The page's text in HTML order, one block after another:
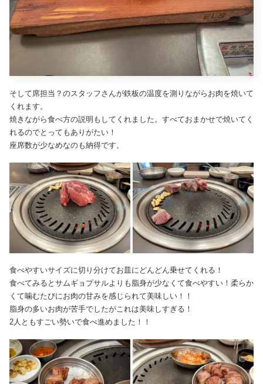
そして席担当？のスタッフさんが鉄板の温度を測りながらお肉を焼いて
くれます。
焼きながら食べ方の説明もしてくれました。すべておまかせで焼いてく
れるのでとってもありがたい！
座席数が少なめなのも納得です。
食べやすいサイズに切り分けてお皿にどんどん乗せてくれる！
食べてみるとサムギョプサルよりも脂身が少なくて食べやすい！柔らか
くて噛むたびにお肉の甘みを感じられて美味しい！！
脂身の多いお肉が苦手でしたがこれは美味しすぎる！
2人ともすごい勢いで食べ進めました！！